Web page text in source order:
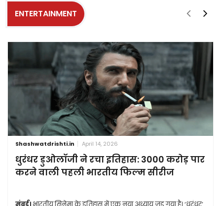
ENTERTAINMENT
Shashwatdrishti.in April 14, 2026
धुरंधर डुओलॉजी ने रचा इतिहास: 3000 करोड़ पार
करने वाली पहली भारतीय फिल्म सीरीज